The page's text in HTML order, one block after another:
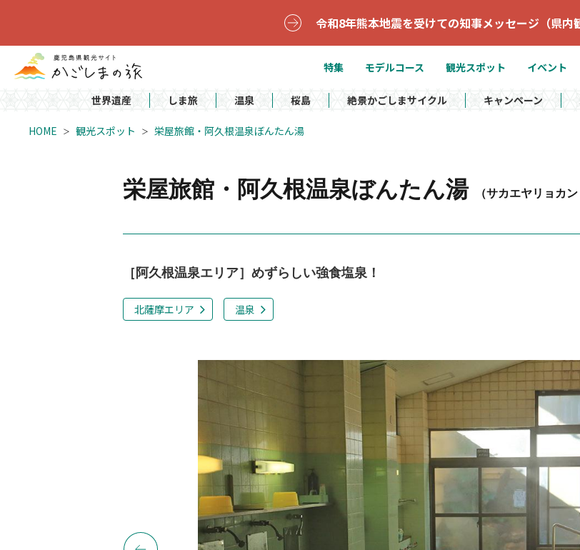
令和8年熊本地震を受けての知事メッセージ（県内
特集 モデルコース 観光スポット イベント
世界遺産 しま旅 温泉 桜島 絶景かごしまサイクル キャンペーン
HOME 観光スポット 栄屋旅館・阿久根温泉ぼんたん湯
栄屋旅館・阿久根温泉ぼんたん湯 （サカエヤリョカ
［阿久根温泉エリア］めずらしい強食塩泉！
北薩摩エリア 温泉